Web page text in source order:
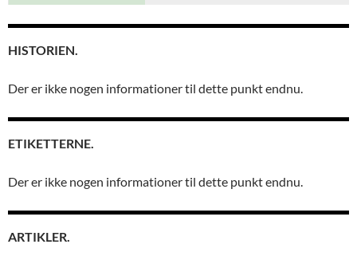
HISTORIEN.
Der er ikke nogen informationer til dette punkt endnu.
ETIKETTERNE.
Der er ikke nogen informationer til dette punkt endnu.
ARTIKLER.